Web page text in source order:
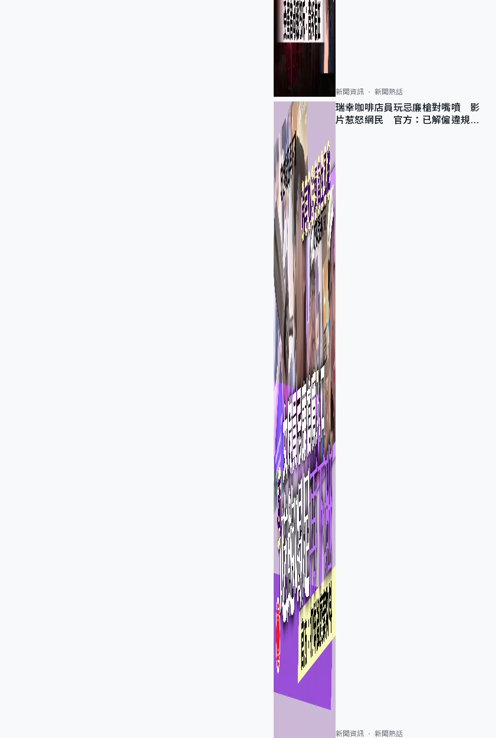
新聞資訊 新聞熱話
瑞幸咖啡店員玩忌廉槍對嘴噴 影
片惹怒網民 官方：已解僱違規員
新聞資訊 新聞熱話